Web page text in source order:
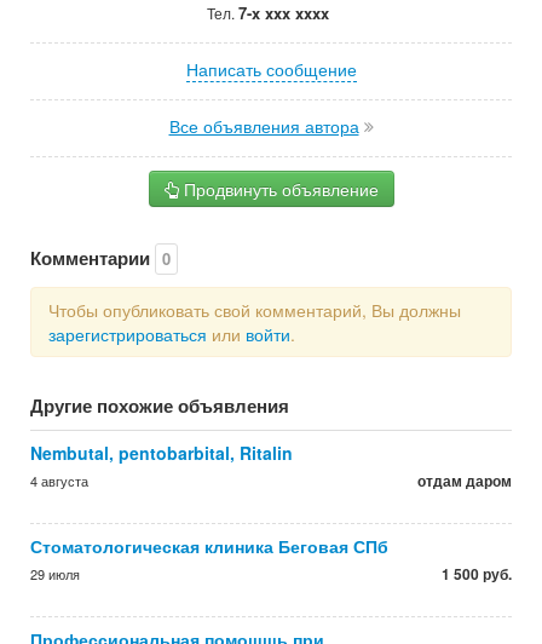
Тел. 7-x xxx xxxx
Написать сообщение
Все объявления автора
Продвинуть объявление
Комментарии 0
Чтобы опубликовать свой комментарий, Вы должны
зарегистрироваться или войти.
Другие похожие объявления
Nembutal, pentobarbital, Ritalin
4 августа отдам даром
Стоматологическая клиника Беговая СПб
29 июля 1 500 руб.
Профессиональная помошщь при